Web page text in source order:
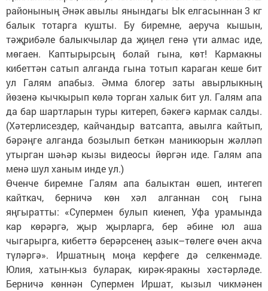
районының Әнәк авылы янындагы Ык елгасыннан 3 кг
балык тотарга кушты. Бу биремне, аеруча кышын,
тәҗрибәле балыкчылар да җиңел генә үти алмас иде,
мөгаен. Каптырырсың болай гына, көт! Кармакны
кибеттән сатып алганда гына тотып караган кеше бит
ул Галям апабыз. Әмма блогер заты авырлыкның
йөзенә кычкырып көлә торган халык бит ул. Галям апа
да бар шартларын туры китереп, бәкегә кармак салды.
(Хәтерлисездер, кайчандыр ватсапта, авылга кайтып,
бәрәңге алганда бозылып беткән маникюрын жәлләп
утырган шәһәр кызы видеосы йөргән иде. Галям апа
менә шул ханым инде ул.)
Өченче биремне Галям апа балыктан өшеп, интегеп
кайткач, берничә көн хәл алганнан соң гына
яңгыратты: «Супермен булып киенеп, Уфа урамында
кар көрәргә, җыр җырларга, бер әбине юл аша
чыгарырга, кибеттә берәрсенең азык–төлеге өчен акча
түләргә». Иршатның моңа керфеге дә селкенмәде.
Юлия, хатын-кыз буларак, кирәк-яракны хәстәрләде.
Берничә көннән Супермен Иршат, кызыл чикмәнен